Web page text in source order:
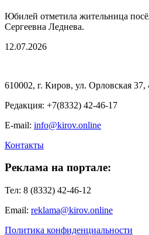
Юбилей отметила жительница
Сергеевна Леднева.
12.07.2026
610002, г. Киров, ул. Орловская 37,
Редакция: +7(8332) 42-46-17
E-mail: info@kirov.online
Контакты
Реклама на портале:
Тел: 8 (8332) 42-46-12
Email: reklama@kirov.online
Политика конфиденциальности